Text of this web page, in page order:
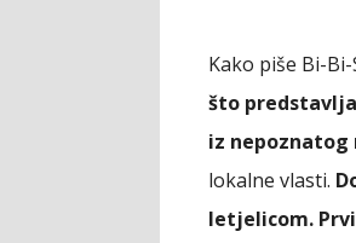
Kako piše Bi-Bi-
što
iz
lokalne vlasti.
letjelicom.